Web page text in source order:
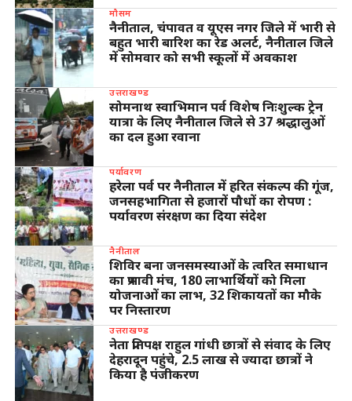
मौसम
नैनीताल, चंपावत व यूएस नगर जिले में भारी से
बहुत भारी बारिश का रेड अलर्ट, नैनीताल जिले
में सोमवार को सभी स्कूलों में अवकाश
उत्तराखण्ड
सोमनाथ स्वाभिमान पर्व विशेष निःशुल्क ट्रेन
यात्रा के लिए नैनीताल जिले से 37 श्रद्धालुओं
का दल हुआ रवाना
पर्यावरण
हरेला पर्व पर नैनीताल में हरित संकल्प की गूंज,
जनसहभागिता से हजारों पौधों का रोपण :
पर्यावरण संरक्षण का दिया संदेश
नैनीताल
शिविर बना जनसमस्याओं के त्वरित समाधान
का प्रभावी मंच, 180 लाभार्थियों को मिला
योजनाओं का लाभ, 32 शिकायतों का मौके
पर निस्तारण
उत्तराखण्ड
नेता प्रतिपक्ष राहुल गांधी छात्रों से संवाद के लिए
देहरादून पहुंचे, 2.5 लाख से ज्यादा छात्रों ने
किया है पंजीकरण